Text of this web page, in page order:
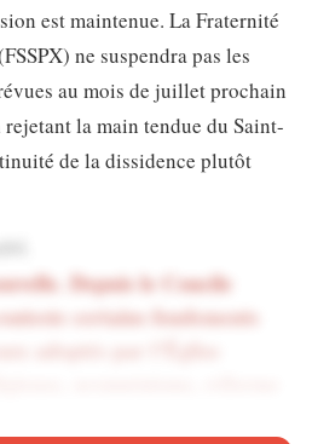
est maintenue. La Fraternité
ne suspendra pas les
au mois de juillet prochain
rejetant la main tendue du Saint-
de la dissidence plutôt
Depuis le Concile
certains fondements
adoptés par l’Église